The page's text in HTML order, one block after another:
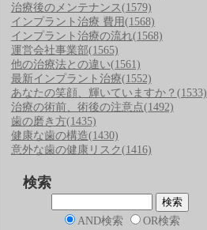
治療後のメンテナンス(1579)
インプラント治療 費用 (1568)
インプラント治療の流れ(1568)
運営会社事業部(1565)
他の治療法との違い(1561)
最新インプラント治療(1552)
あなたの笑顔、輝いていますか？ (1533)
治療の術前、術後の注意点(1492)
歯の磨き方(1435)
健康な歯の構造(1430)
意外な歯の健康リスク(1416)
検索
AND検索 OR検索